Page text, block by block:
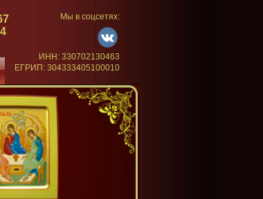
Мы в соцсетях:
ИНН: 330702130463
ЕГРИП: 304333405100010